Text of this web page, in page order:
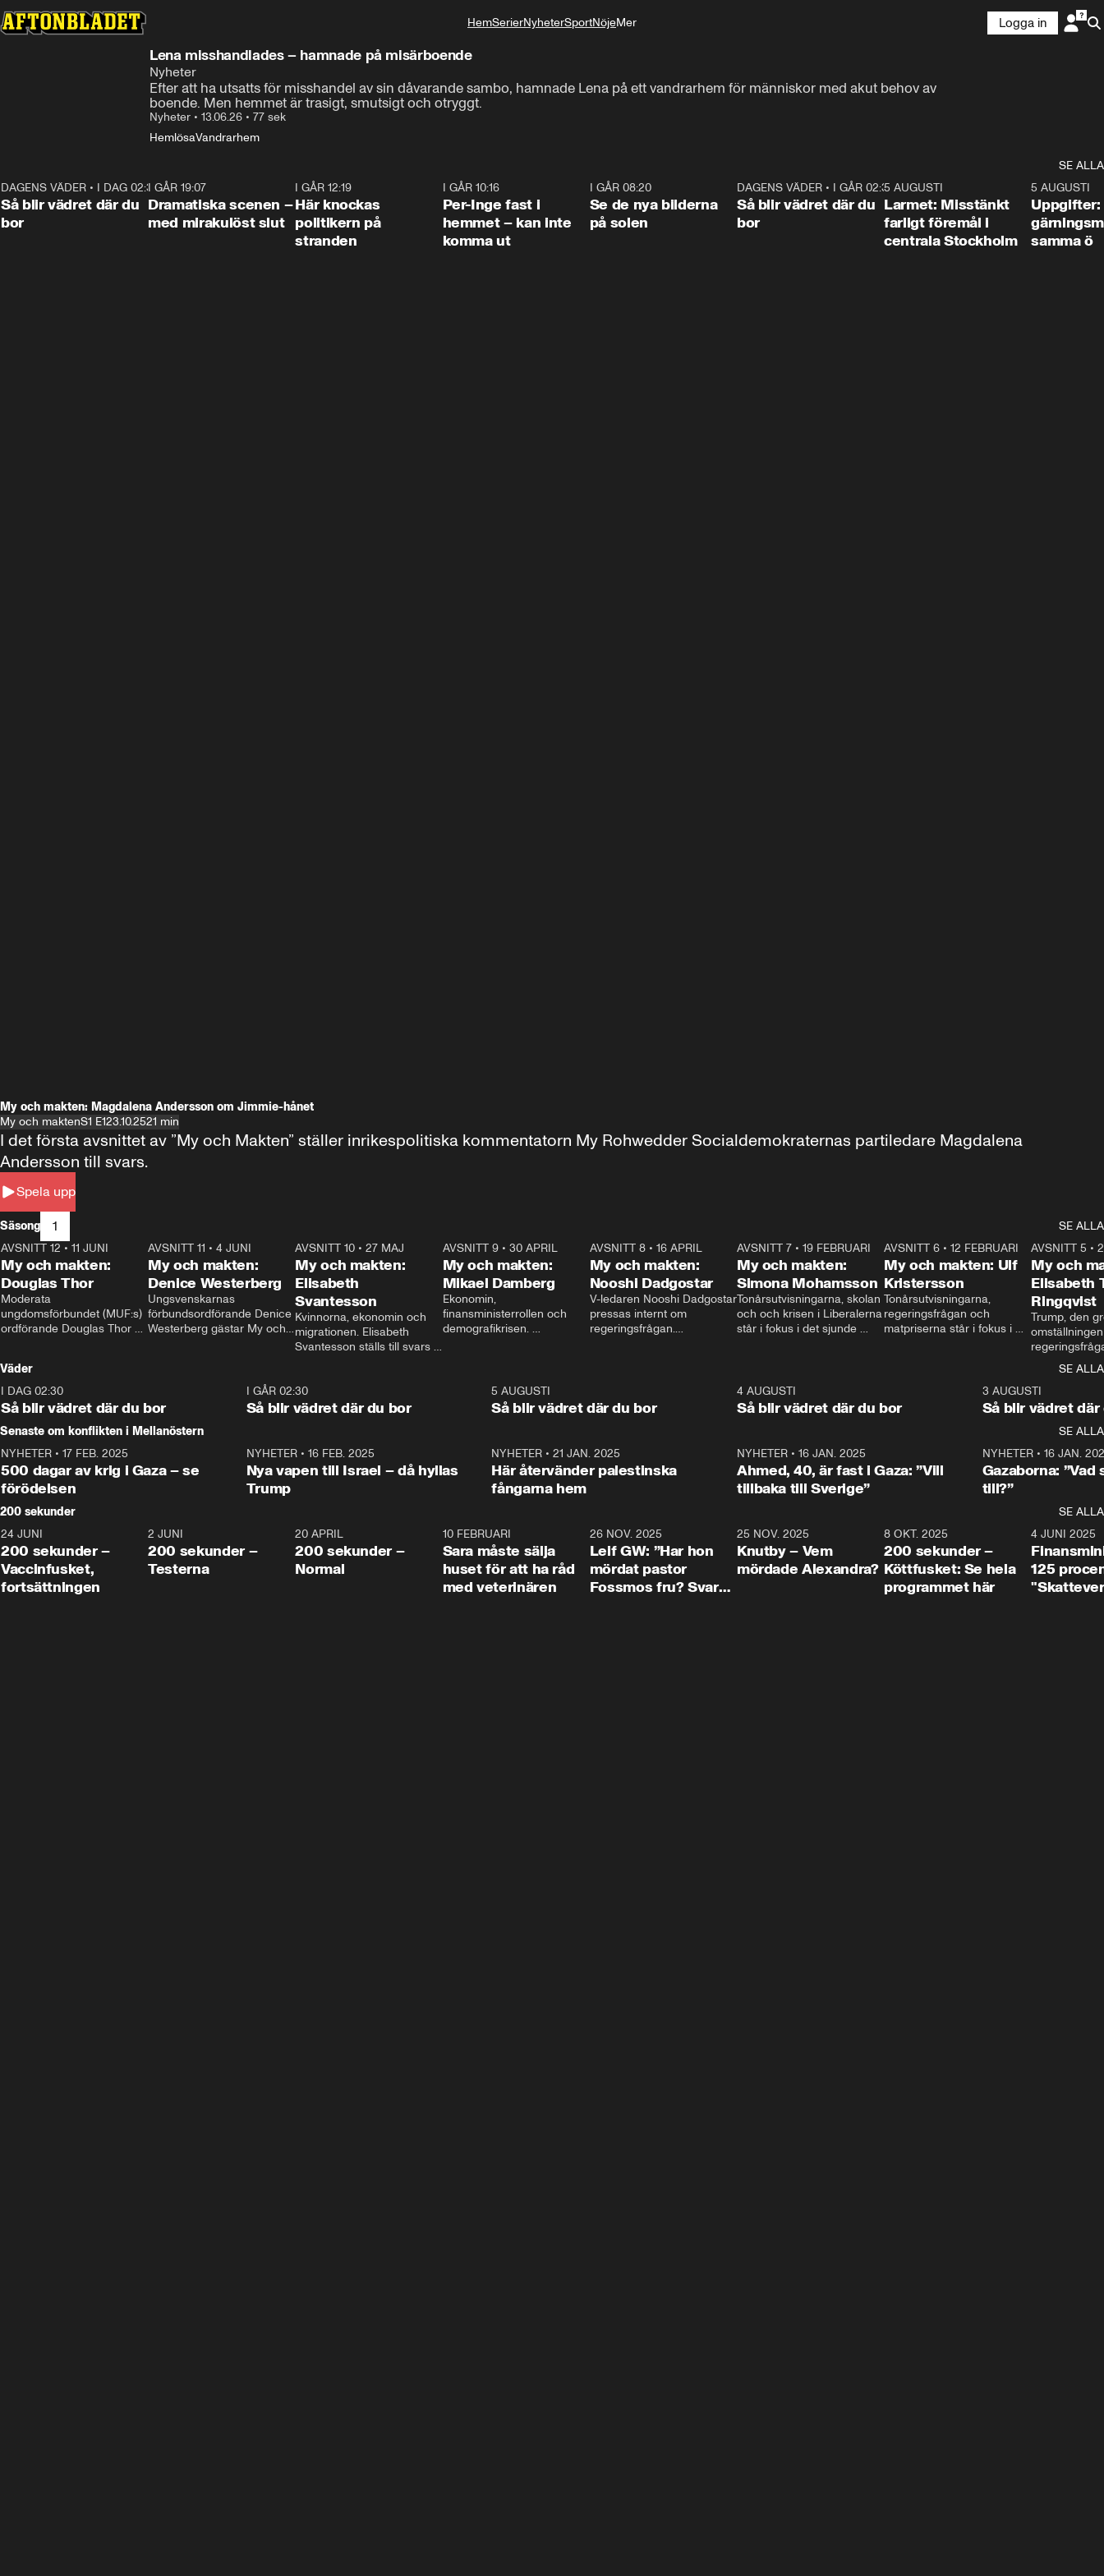
HemSerierNyheterSportNöjeMer
Logga in
Lena misshandlades – hamnade på misärboende
Nyheter
Efter att ha utsatts för misshandel av sin dåvarande sambo, hamnade Lena på ett vandrarhem för människor med akut behov av
boende. Men hemmet är trasigt, smutsigt och otryggt.
Nyheter • 13.06.26 • 77 sek
HemlösaVandrarhem
SE ALLA
1:06
DAGENS VÄDER • I DAG 02:30
Så blir vädret där du
bor
I GÅR 19:07
Dramatiska scenen –
med mirakulöst slut
I GÅR 12:19
Här knockas
politikern på
stranden
I GÅR 10:16
Per-Inge fast i
hemmet – kan inte
komma ut
I GÅR 08:20
Se de nya bilderna
på solen
1:06
DAGENS VÄDER• I GÅR 02:30
Så blir vädret där du
bor
0:35
5 AUGUSTI
Larmet: Misstänkt
farligt föremål i
centrala Stockholm
5 AUGUSTI
Uppgifter:
samma ö
My och makten: Magdalena Andersson om Jimmie-hånet
My och maktenS1 E123.10.2521 min
Spela upp
I det första avsnittet av ”My och Makten” ställer inrikespolitiska kommentatorn My Rohwedder Socialdemokraternas partiledare Magdalena
Andersson till svars.
Säsong 1
SE ALLA
26:27
AVSNITT 12 • 11 JUNI
My och makten:
Douglas Thor
Moderata
ungdomsförbundet (MUF:s)
ordförande Douglas Thor
tonårsutvisningarna och hur
Moderaterna ska locka
väljare till valet i höst.
23:40
AVSNITT 11 •4 JUNI
My och makten:
Denice Westerberg
Ungsvenskarnas
förbundsordförande Denice
Westerberg gästar My och
AVSNITT 10 •27 MAJ
My och makten:
Elisabeth
Svantesson
Kvinnorna, ekonomin och
migrationen. Elisabeth
Svantesson ställs till svars
AVSNITT 9• 30 APRIL
My och makten:
Mikael Damberg
Ekonomin,
finansministerrollen och
demografikrisen.
och Makten.
AVSNITT 8• 16 APRIL
My och makten:
Nooshi Dadgostar
V-ledaren Nooshi Dadgostar
pressas internt om
regeringsfrågan.
– Vi ställer upp i val. Ska vi
vara med så sitter vi förstås
24:30
AVSNITT 7• 19 FEBRUARI
My och makten:
Simona Mohamsson
Tonårsutvisningarna, skolan
och och krisen i Liberalerna
står i fokus i det sjunde
kommentator My
Rohwedder ställer
utbildnings- och
Mohamsson till svars.
27:30
AVSNITT 6 •12 FEBRUARI
My och makten: Ulf
Kristersson
Tonårsutvisningarna,
regeringsfrågan och
matpriserna står i fokus i
Rohwedder ställer
statsminister Ulf Kristersson
AVSNITT 5 •
My och
Elisabeth
Ringqvist
Trump, den
centrum i
avsnittet av
Makten”. Se
Aftonbladets
Rohwedder
Thand Ring
Väder
SE ALLA
I DAG 02:30
Så blir vädret där du bor
1:06
I GÅR 02:30
Så blir vädret där du bor
5 AUGUSTI
Så blir vädret där du bor
4 AUGUSTI
Så blir vädret där du bor
3 AUGUSTI
Så blir vädret där
Senaste om konflikten i Mellanöstern
SE ALLA
NYHETER • 17 FEB. 2025
500 dagar av krig i Gaza – se
förödelsen
NYHETER• 16 FEB. 2025
Nya vapen till Israel – då hyllas
Trump
NYHETER •21 JAN. 2025
Här återvänder palestinska
fångarna hem
NYHETER• 16 JAN. 2025
Ahmed, 40, är fast i Gaza: ”Vill
tillbaka till Sverige”
NYHETER• 16 JAN.
Gazaborna:
till?”
200 sekunder
SE ALLA
5:00
24 JUNI
200 sekunder –
Vaccinfusket,
fortsättningen
4:23
2 JUNI
200 sekunder –
Testerna
20 APRIL
200 sekunder –
Normal
10 FEBRUARI
Sara måste sälja
huset för att ha råd
med veterinären
26 NOV. 2025
Leif GW: ”Har hon
mördat pastor
Fossmos fru? Svar
31:05
25 NOV. 2025
Knutby – Vem
mördade Alexandra?
4:29
8 OKT. 2025
200 sekunder –
Köttfusket: Se hela
programmet här
4 JUNI 2025
125